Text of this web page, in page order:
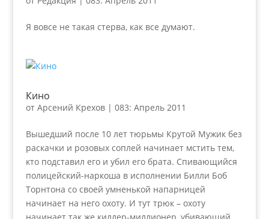
Я вовсе не такая стерва, как все думают.
Кино
от Арсений Крехов| 083: Апрель 2011
Вышедший после 10 лет тюрьмы Крутой Мужик без
раскачки и розовых соплей начинает мстить тем,
кто подставил его и убил его брата. Спивающийся
полицейский-наркоша в исполнении Билли Боб
Торнтона со своей умненькой напарницей
начинает на него охоту. И тут трюк – охоту